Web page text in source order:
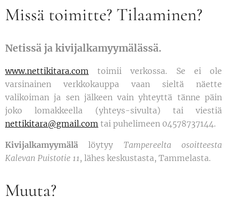
Missä toimitte? Tilaaminen?
Netissä ja kivijalkamyymälässä.
www.nettikitara.com toimii verkossa. Se ei ole
varsinainen verkkokauppa vaan sieltä näette
valikoiman ja sen jälkeen vain yhteyttä tänne päin
joko lomakkeella (yhteys-sivulta) tai viestiä
nettikitara@gmail.com tai puhelimeen 04578737144.
Kivijalkamyymälä löytyy Tampereelta osoitteesta
Kalevan Puistotie 11, lähes keskustasta, Tammelasta.
Muuta?